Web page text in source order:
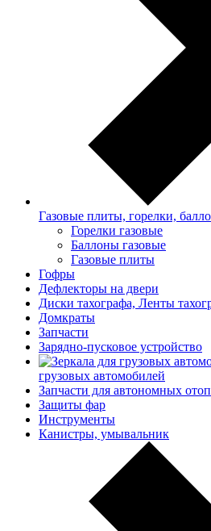
Газовые плиты, горелки,
Горелки газовые
Баллоны газовые
Газовые плиты
Гофры
Дефлекторы на двери
Диски тахографа, Ленты
Домкраты
Запчасти
Зарядно-пусковое устройство
грузовых автомобилей
Запчасти для автономных
Защиты фар
Инструменты
Канистры, умывальник